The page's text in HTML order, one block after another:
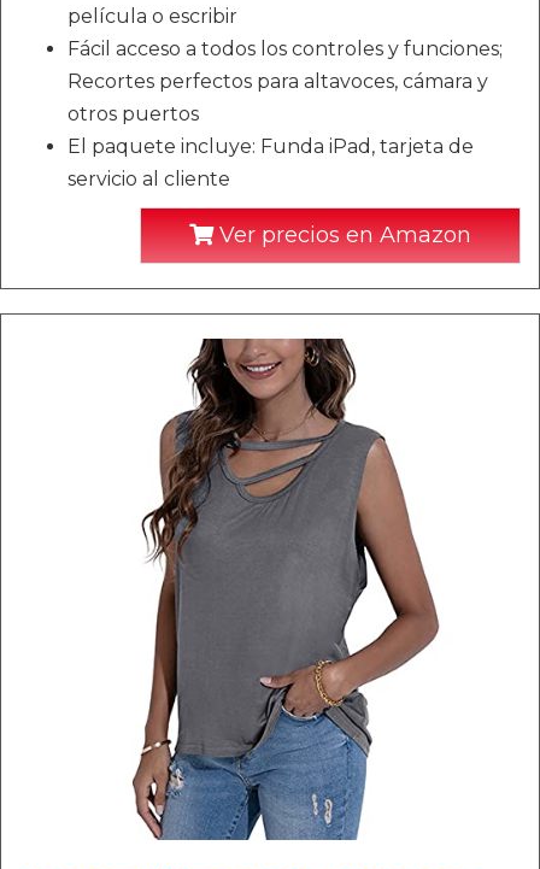
película o escribir
Fácil acceso a todos los controles y funciones;
Recortes perfectos para altavoces, cámara y
otros puertos
El paquete incluye: Funda iPad, tarjeta de
servicio al cliente
Ver precios en Amazon